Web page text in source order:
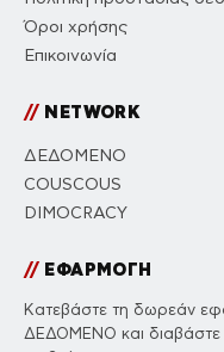
Όροι χρήσης
Επικοινωνία
//NETWORK
ΔΕΔΟΜΕΝΟ
COUSCOUS
DIMOCRACY
//ΕΦΑΡΜΟΓΗ
Κατεβάστε τη δωρεάν
ΔΕΔΟΜΕΝΟ και διαβάστε